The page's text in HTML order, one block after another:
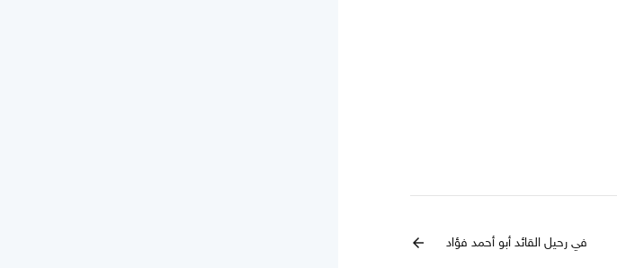
في رحيل القائد أبو أحمد فؤاد arrow_back